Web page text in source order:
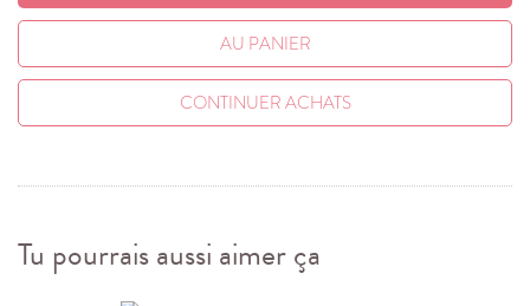
AU PANIER
CONTINUER ACHATS
Tu pourrais aussi aimer ça